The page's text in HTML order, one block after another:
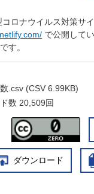
ロナウイルス対策サ
で公開して
す。
.csv (CSV 6.99KB)
数 20,509回
ダウンロード